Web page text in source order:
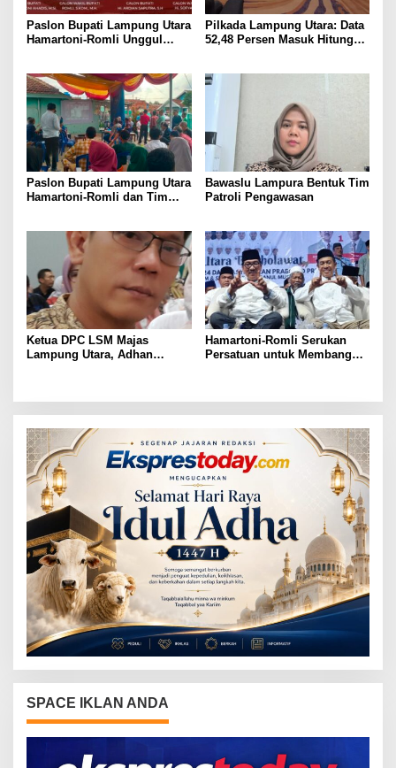
Paslon Bupati Lampung Utara
Hamartoni-Romli Unggul
Pilkada Lampung Utara: Data
52,48 Persen Masuk Hitung
Paslon Bupati Lampung Utara
Hamartoni-Romli dan Tim
Bawaslu Lampura Bentuk Tim
Patroli Pengawasan
Ketua DPC LSM Majas
Lampung Utara, Adhan
Hamartoni-Romli Serukan
Persatuan untuk Membangun
SPACE IKLAN ANDA